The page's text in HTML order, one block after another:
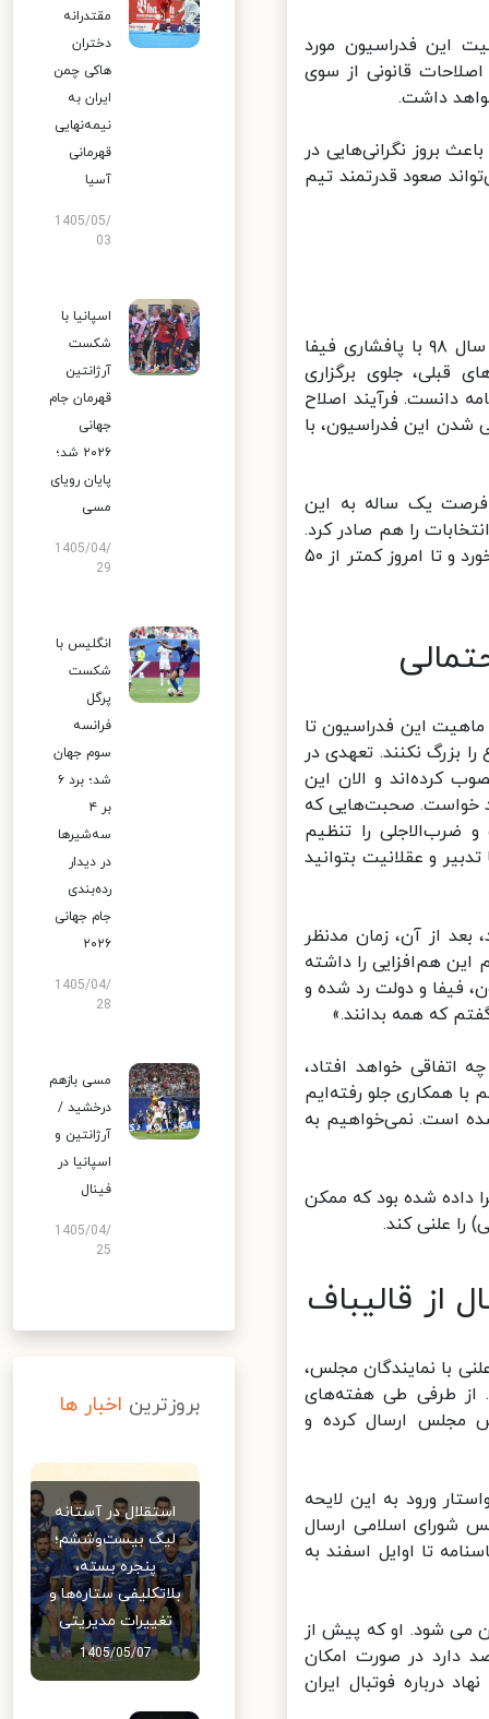
۱۴۰۰ در ارتباط با ماهیت این فدراسیون مورد
قانونی از سوی
داشت.
بروز نگرانی‌هایی در
صعود قدرتمند تیم
ماجرای اصلاح اساسنامه این فدراسیون بعد از یک دوره طولانی مدت و در سال ۹۸ با پافشاری فیفا
جلوی برگزاری
دانست. فرآیند اصلاح
شدن این فدراسیون، با
یک ساله به این
را هم صادر کرد.
در نهایت با برگزاری انتخابات در دهم اسفند ۹۹، فرصت یک ساله هم کلید خورد و تا امروز کمتر از ۵۰
این فدراسیون تا
بزرگ نکنند. تعهدی در
کرده‌اند و الان این
مصوبه نهایی را خواهد خواست. صحبت‌هایی که
ضرب‌الاجلی را تنظیم
تدبیر و عقلانیت بتوانید
از آن، زمان مدنظر
هم‌افزایی را داشته
فیفا و دولت رد شده و
که همه بدانند.»
خواهد افتاد،
همکاری جلو رفته‌ایم
است. نمی‌خواهیم به
داده شده بود که ممکن
علنی کند.
قالیباف
با نمایندگان مجلس،
طرفی طی هفته‌های
مجلس ارسال کرده و
ورود به این لایحه
اسلامی ارسال
تا اوایل اسفند به
وارد ایران می ‌شود. او که پیش از
دارد در صورت امکان
درباره فوتبال ایران
مقتدرانه
دختران
هاکی چمن
ایران به
نیمه‌نهایی
قهرمانی
آسیا
1405/05/
03
اسپانیا با
شکست
آرژانتین
قهرمان جام
جهانی
۲۰۲۶ شد؛
پایان رویای
مسی
1405/04/
29
انگلیس با
شکست
پرگل
فرانسه
سوم جهان
شد؛ برد ۶
بر ۴
سه‌شیرها
در دیدار
رده‌بندی
جام جهانی
۲۰۲۶
1405/04/
28
مسی بازهم
درخشید /
آرژانتین و
اسپانیا در
فینال
1405/04/
25
بروزترین اخبار ها
استقلال در آستانه
لیگ بیست‌وششم؛
پنجره بسته،
بلاتکلیفی ستاره‌ها و
تغییرات مدیریتی
1405/05/07